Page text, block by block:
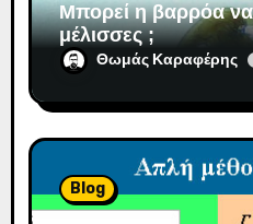
Μπορεί η βαρρόα να
μέλισσες ;
Θωμάς Καραφέρης
Blog